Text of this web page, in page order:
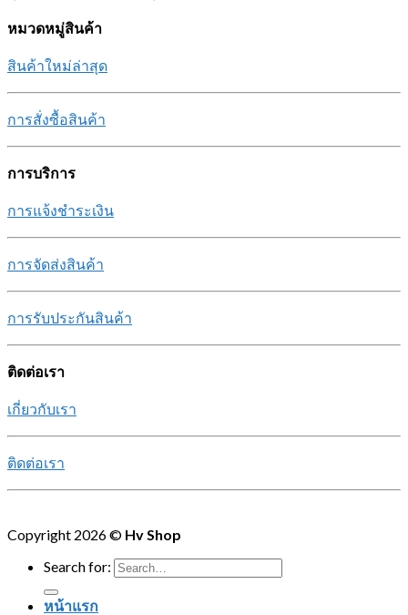
หมวดหมู่สินค้า
สินค้าใหม่ล่าสุด
การสั่งซื้อสินค้า
การบริการ
การแจ้งชำระเงิน
การจัดส่งสินค้า
การรับประกันสินค้า
ติดต่อเรา
เกี่ยวกับเรา
ติดต่อเรา
Copyright 2026 © Hv Shop
Search for:
หน้าแรก